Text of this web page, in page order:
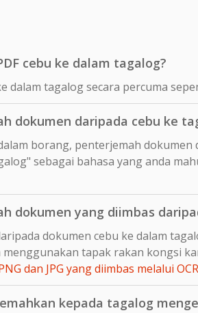
cebu ke dalam tagalog?
dalam tagalog secara percuma
dokumen daripada cebu ke
borang, penterjemah dokumen
sebagai bahasa yang anda
dokumen yang diimbas
dokumen cebu ke dalam
tapak rakan kongsi
dan JPG yang diimbas melalui
kepada tagalog